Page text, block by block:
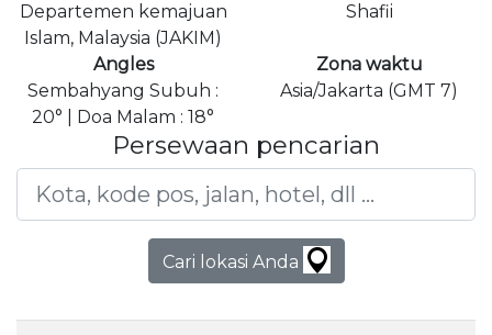
Departemen kemajuan
Islam, Malaysia (JAKIM)
Shafii
Angles
Sembahyang Subuh :
20° | Doa Malam : 18°
Zona waktu
Asia/Jakarta (GMT 7)
Persewaan pencarian
Cari lokasi Anda